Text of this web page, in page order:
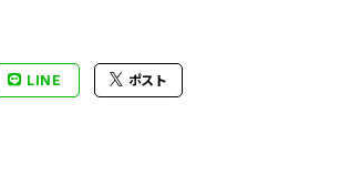
LINE ポスト